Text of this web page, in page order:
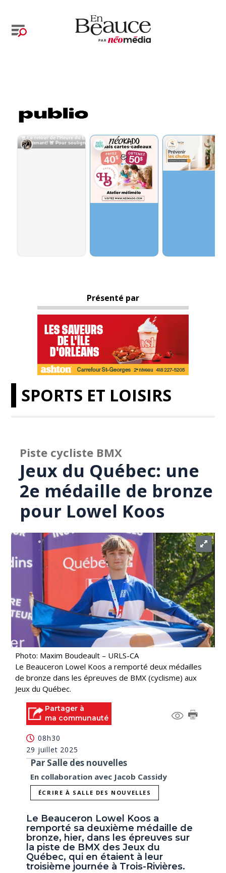
Présenté par
SPORTS ET LOISIRS
Piste cycliste BMX
Jeux du Québec: une
2e médaille de bronze
pour Lowel Koos
Photo: Maxim Boudeault – URLS-CA
Le Beauceron Lowel Koos a remporté deux médailles
de bronze dans les épreuves de BMX (cyclisme) aux
Jeux du Québec.
Partager à
ma communauté
08h30
29 juillet 2025
Par Salle des nouvelles
En collaboration avec Jacob Cassidy
ÉCRIRE À SALLE DES NOUVELLES
Le Beauceron Lowel Koos a
remporté sa deuxième médaille de
bronze, hier, dans les épreuves sur
la piste de BMX des Jeux du
Québec, qui en étaient à leur
troisième journée à Trois-Rivières.